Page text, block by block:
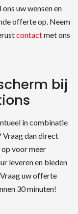
uw wensen en
offerte op. Neem
contactmet ons
bij
in combinatie
Vraag dan direct
voor meer
leveren en bieden
uw offerte
30 minuten!